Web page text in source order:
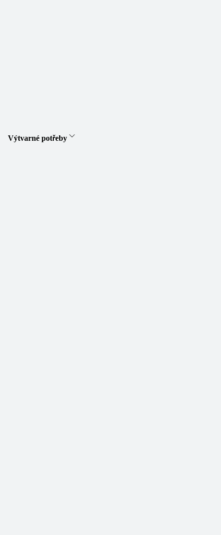
Výtvarné potřeby